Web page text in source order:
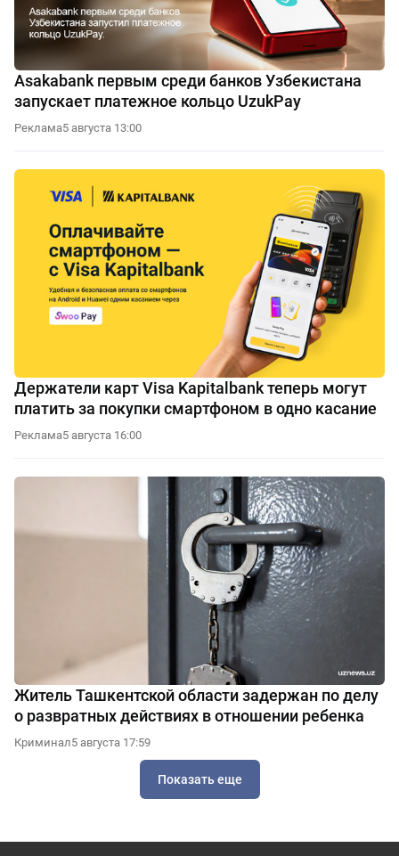
Asakabank первым среди банков Узбекистана
запускает платежное кольцо UzukPay
Реклама5 августа 13:00
Держатели карт Visa Kapitalbank теперь могут
платить за покупки смартфоном в одно касание
Реклама5 августа 16:00
Житель Ташкентской области задержан по делу
о развратных действиях в отношении ребенка
Криминал5 августа 17:59
Показать еще